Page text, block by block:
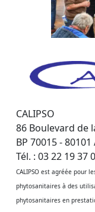
CALIPSO
86 Boulevard de
BP 70015 - 80101
Tél. : 03 22 19 37
CALIPSO est agréée pour
phytosanitaires à des
phytosanitaires en